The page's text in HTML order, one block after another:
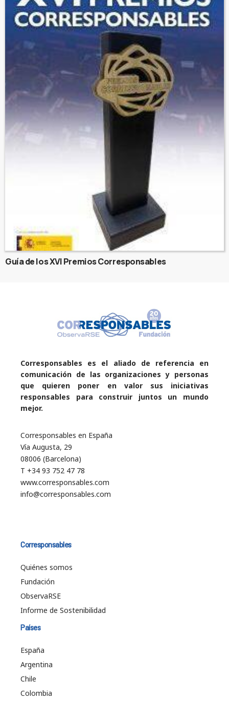
Guía de los XVI Premios Corresponsables
Corresponsables es el aliado de referencia en
comunicación de las organizaciones y personas
que quieren poner en valor sus iniciativas
responsables para construir juntos un mundo
mejor.
Corresponsables en España
Vía Augusta, 29
08006 (Barcelona)
T +34 93 752 47 78
www.corresponsables.com
info@corresponsables.com
Corresponsables
Quiénes somos
Fundación
ObservaRSE
Informe de Sostenibilidad
Países
España
Argentina
Chile
Colombia